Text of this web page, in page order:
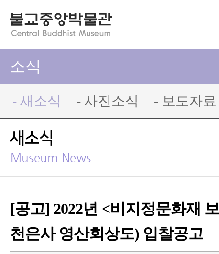
소식
- 새소식 - 사진소식 - 보도자료
새소식
Museum News
[공고] 2022년 <비지정문화재
천은사 영산회상도) 입찰공고